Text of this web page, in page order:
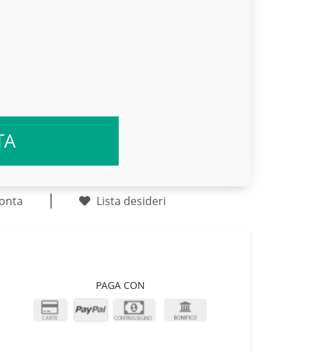
Lista desideri
PAGA CON